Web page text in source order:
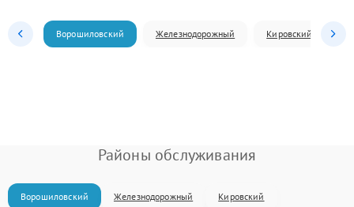
Ворошиловский Железнодорожный Кировский
Районы обслуживания
Ворошиловский Железнодорожный Кировский